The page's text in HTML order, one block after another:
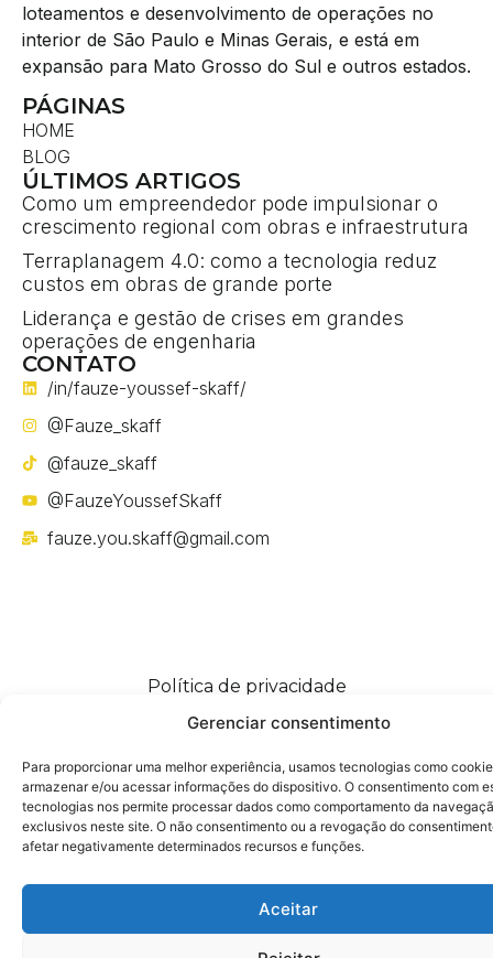
Gerenciar consentimento
Para proporcionar uma melhor experiência, usamos tecnologias como
armazenar e/ou acessar informações do dispositivo. O consentimento com
tecnologias nos permite processar dados como comportamento da
exclusivos neste site. O não consentimento ou a revogação do
afetar negativamente determinados recursos e funções.
Aceitar
loteamentos e desenvolvimento de operações no
interior de São Paulo e Minas Gerais, e está em
expansão para Mato Grosso do Sul e outros estados.
PÁGINAS
HOME
BLOG
ÚLTIMOS ARTIGOS
Como um empreendedor pode impulsionar o
crescimento regional com obras e infraestrutura
Terraplanagem 4.0: como a tecnologia reduz
custos em obras de grande porte
Liderança e gestão de crises em grandes
operações de engenharia
CONTATO
/in/fauze-youssef-skaff/
@Fauze_skaff
@fauze_skaff
@FauzeYoussefSkaff
fauze.you.skaff@gmail.com
Política de privacidade